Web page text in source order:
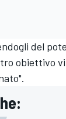
del
obiettivo